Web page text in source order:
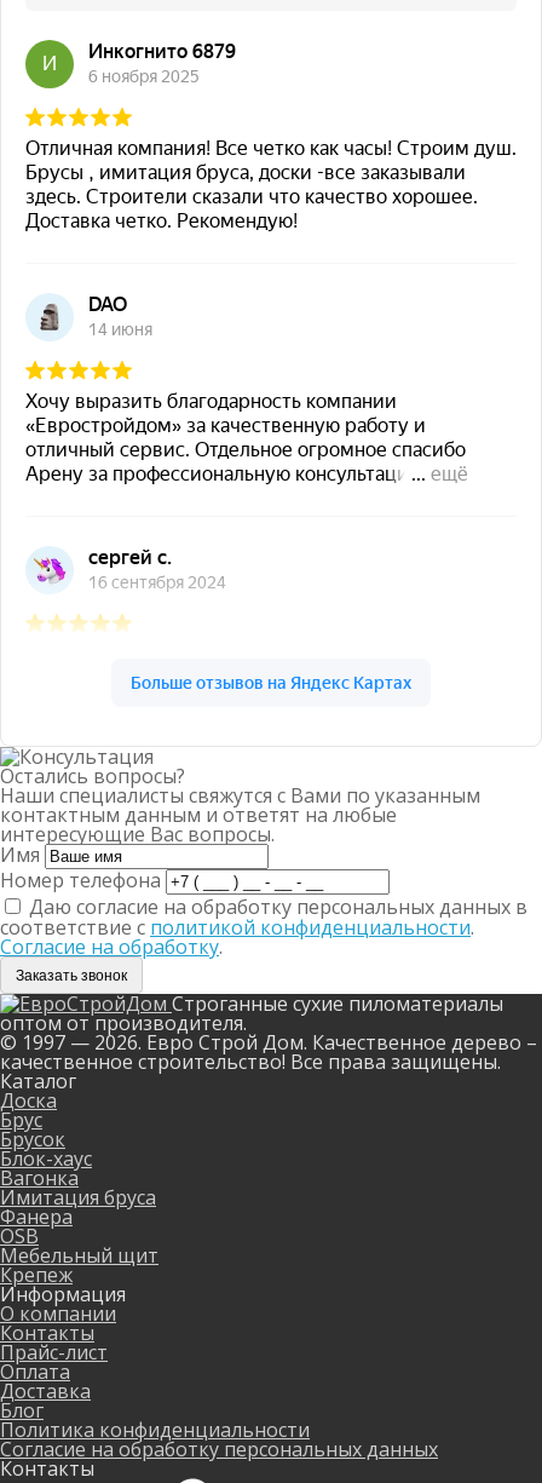
Остались вопросы?
Наши специалисты свяжутся с Вами по указанным
контактным данным и ответят на любые
интересующие Вас вопросы.
Имя
Номер телефона
Даю согласие на обработку персональных данных в
соответствие с политикой конфиденциальности.
Согласие на обработку.
Заказать звонок
Строганные сухие пиломатериалы
оптом от производителя.
© 1997 — 2026. Евро Строй Дом. Качественное дерево –
качественное строительство! Все права защищены.
Каталог
Доска
Брус
Брусок
Блок-хаус
Вагонка
Имитация бруса
Фанера
OSB
Мебельный щит
Крепеж
Информация
О компании
Контакты
Прайс-лист
Оплата
Доставка
Блог
Политика конфиденциальности
Согласие на обработку персональных данных
Контакты